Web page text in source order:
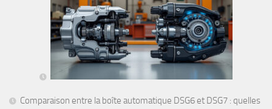
Comparaison entre la boîte automatique DSG6 et DSG7 : quelles